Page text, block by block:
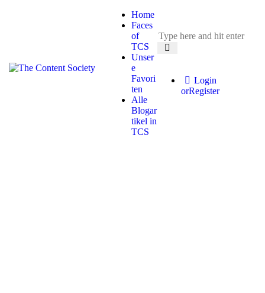
Home
Faces
of
TCS
Unser
e
Favori
ten
Alle
Blogar
tikel in
TCS
Login
orRegister